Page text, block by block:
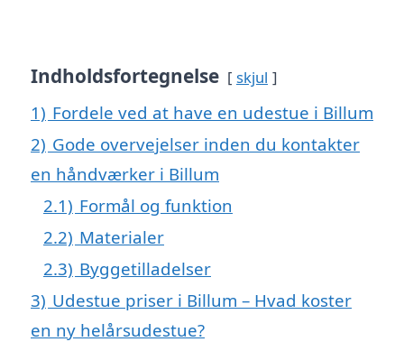
Indholdsfortegnelse skjul
1) Fordele ved at have en udestue i Billum
2) Gode overvejelser inden du kontakter
en håndværker i Billum
2.1) Formål og funktion
2.2) Materialer
2.3) Byggetilladelser
3) Udestue priser i Billum – Hvad koster
en ny helårsudestue?